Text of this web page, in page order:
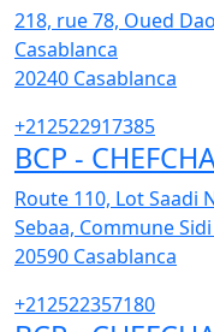
218, rue 78, Oued
Casablanca
20240 Casablanca
+212522917385
BCP -
Route 110, Lot Saadi
Sebaa, Commune
20590 Casablanca
+212522357180